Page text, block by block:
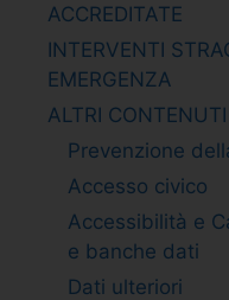
ACCREDITATE
INTERVENTI
EMERGENZA
ALTRI CONTENUTI
Prevenzione
Accesso civico
Accessibilità e
e banche dati
Dati ulteriori